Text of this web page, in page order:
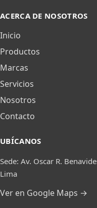
ACERCA DE NOSOTROS
Inicio
Productos
Marcas
Servicios
Nosotros
Contacto
UBÍCANOS
Sede: Av. Oscar R.
Lima
Ver en Google Maps →